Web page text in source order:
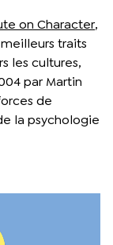
on Character,
traits
les cultures,
par Martin
de
la psychologie